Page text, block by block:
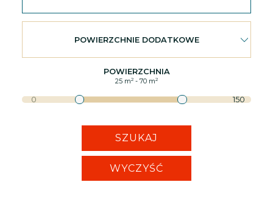
POWIERZCHNIE DODATKOWE
POWIERZCHNIA
0 150
25 m2 - 70 m2
SZUKAJ
WYCZYŚĆ